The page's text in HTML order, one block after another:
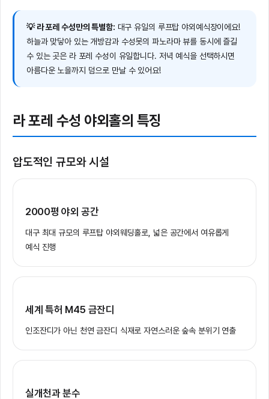
💡 라 포레 수성만의 특별함: 대구 유일의 루프탑 야외예식장이에요!
하늘과 맞닿아 있는 개방감과 수성못의 파노라마 뷰를 동시에 즐길
수 있는 곳은 라 포레 수성이 유일합니다. 저녁 예식을 선택하시면
아름다운 노을까지 덤으로 만날 수 있어요!
라 포레 수성 야외홀의 특징
압도적인 규모와 시설
2000평 야외 공간
대구 최대 규모의 루프탑 야외웨딩홀로, 넓은 공간에서 여유롭게
예식 진행
세계 특허 M45 금잔디
인조잔디가 아닌 천연 금잔디 식재로 자연스러운 숲속 분위기 연출
실개천과 분수